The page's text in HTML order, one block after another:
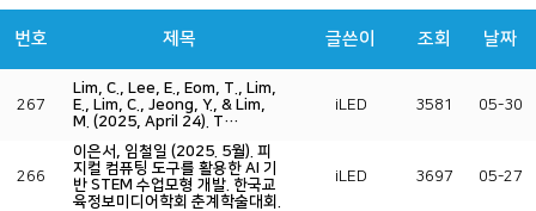
번호 제목 글쓴이 조회 날짜
267
Lim, C., Lee, E., Eom, T., Lim,
E., Lim, C., Jeong, Y., & Lim,
M. (2025, April 24). T…
iLED 3581 05-30
266
이은서, 임철일 (2025. 5월). 피
지컬 컴퓨팅 도구를 활용한 AI 기
반 STEM 수업모형 개발. 한국교
육정보미디어학회 춘계학술대회.
iLED 3697 05-27